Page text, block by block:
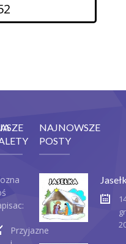
Przyjazne
NAJNOWSZE
POSTY